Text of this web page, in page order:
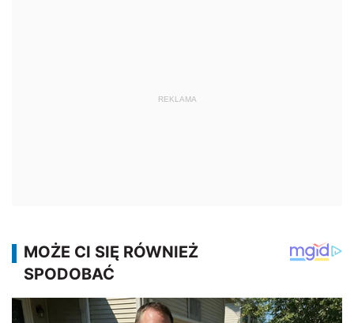
REKLAMA